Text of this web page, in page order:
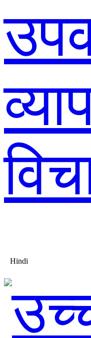
Hindi